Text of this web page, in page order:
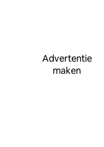
Advertentie
maken